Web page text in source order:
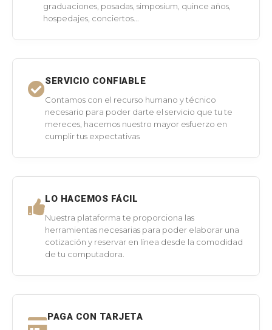
graduaciones, posadas, simposium, quince años,
hospedajes, conciertos...
SERVICIO CONFIABLE
Contamos con el recurso humano y técnico
necesario para poder darte el servicio que tu te
mereces, hacemos nuestro mayor esfuerzo en
cumplir tus expectativas
LO HACEMOS FÁCIL
Nuestra plataforma te proporciona las
herramientas necesarias para poder elaborar una
cotización y reservar en línea desde la comodidad
de tu computadora.
PAGA CON TARJETA